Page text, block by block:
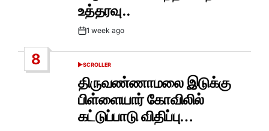
உத்தரவு..
Post1 week ago
8
POSTED
SCROLLER
திருவண்ணாமலை இடுக்கு
பிள்ளையார் கோவிலில்
கட்டுப்பாடு விதிப்பு…